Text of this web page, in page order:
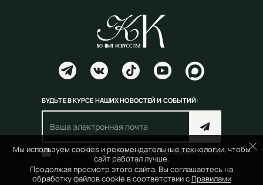
Мы используем cookies и рекомендательные технологии, чтобы
сайт работал лучше.
Продолжая просмотр этого сайта, Вы соглашаетесь на
обработку файлов cookie в соответствии с Правилами
БУДЬТЕ В КУРСЕ НАШИХ НОВОСТЕЙ И СОБЫТИЙ:
Согласен(на) справилами пользования сайтом